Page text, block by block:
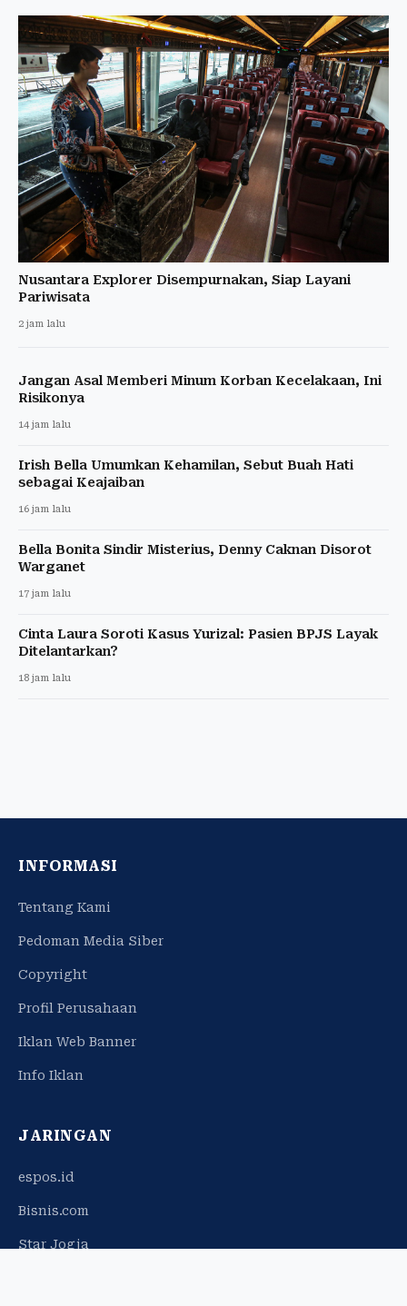
Nusantara Explorer Disempurnakan, Siap Layani
Pariwisata
2 jam lalu
Jangan Asal Memberi Minum Korban Kecelakaan, Ini
Risikonya
14 jam lalu
Irish Bella Umumkan Kehamilan, Sebut Buah Hati
sebagai Keajaiban
16 jam lalu
Bella Bonita Sindir Misterius, Denny Caknan Disorot
Warganet
17 jam lalu
Cinta Laura Soroti Kasus Yurizal: Pasien BPJS Layak
Ditelantarkan?
18 jam lalu
INFORMASI
Tentang Kami
Pedoman Media Siber
Copyright
Profil Perusahaan
Iklan Web Banner
Info Iklan
JARINGAN
espos.id
Bisnis.com
Star Jogja